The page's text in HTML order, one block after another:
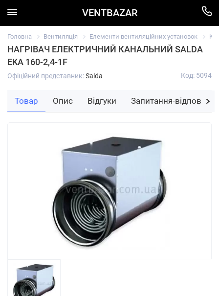
VENTBAZAR
Головна Вентиляція Елементи вентиляційних установок
НАГРІВАЧ ЕЛЕКТРИЧНИЙ КАНАЛЬНИЙ SALDA
EKA 160-2,4-1F
Офіційний представник:Salda Код: 5094
Товар Опис Відгуки Запитання-відповідь